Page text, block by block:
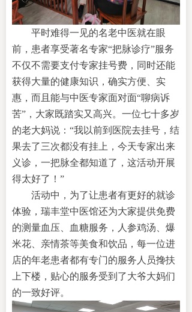
平时难得一见的名老中医就在眼
前， 患者享受著名专家“把脉诊疗”服务
不仅不需要支付专家挂号费，同时还能
获得大量的健康知识，确实方便、实
惠，而且能与中医专家面对面“聊病诉
苦”，大家既踏实又高兴。一位七十多岁
的老大妈说： “我以前到医院去挂号，结
果去了三次都没有挂上，今天专家出来
义诊 ，一把脉全都知道了，这活动开展
得太好了！ ”
活动中，为了让患者有更好的就诊
体验，瑞丰堂中医馆还为大家提供免费
的测量血压、血糖服务，人参鸡汤、爆
米花、亲情茶等美食和饮品，每一位进
店的年老患者都有专门的服务人员搀扶
上下楼，贴心的服务受到了大爷大妈们
的一致好评。